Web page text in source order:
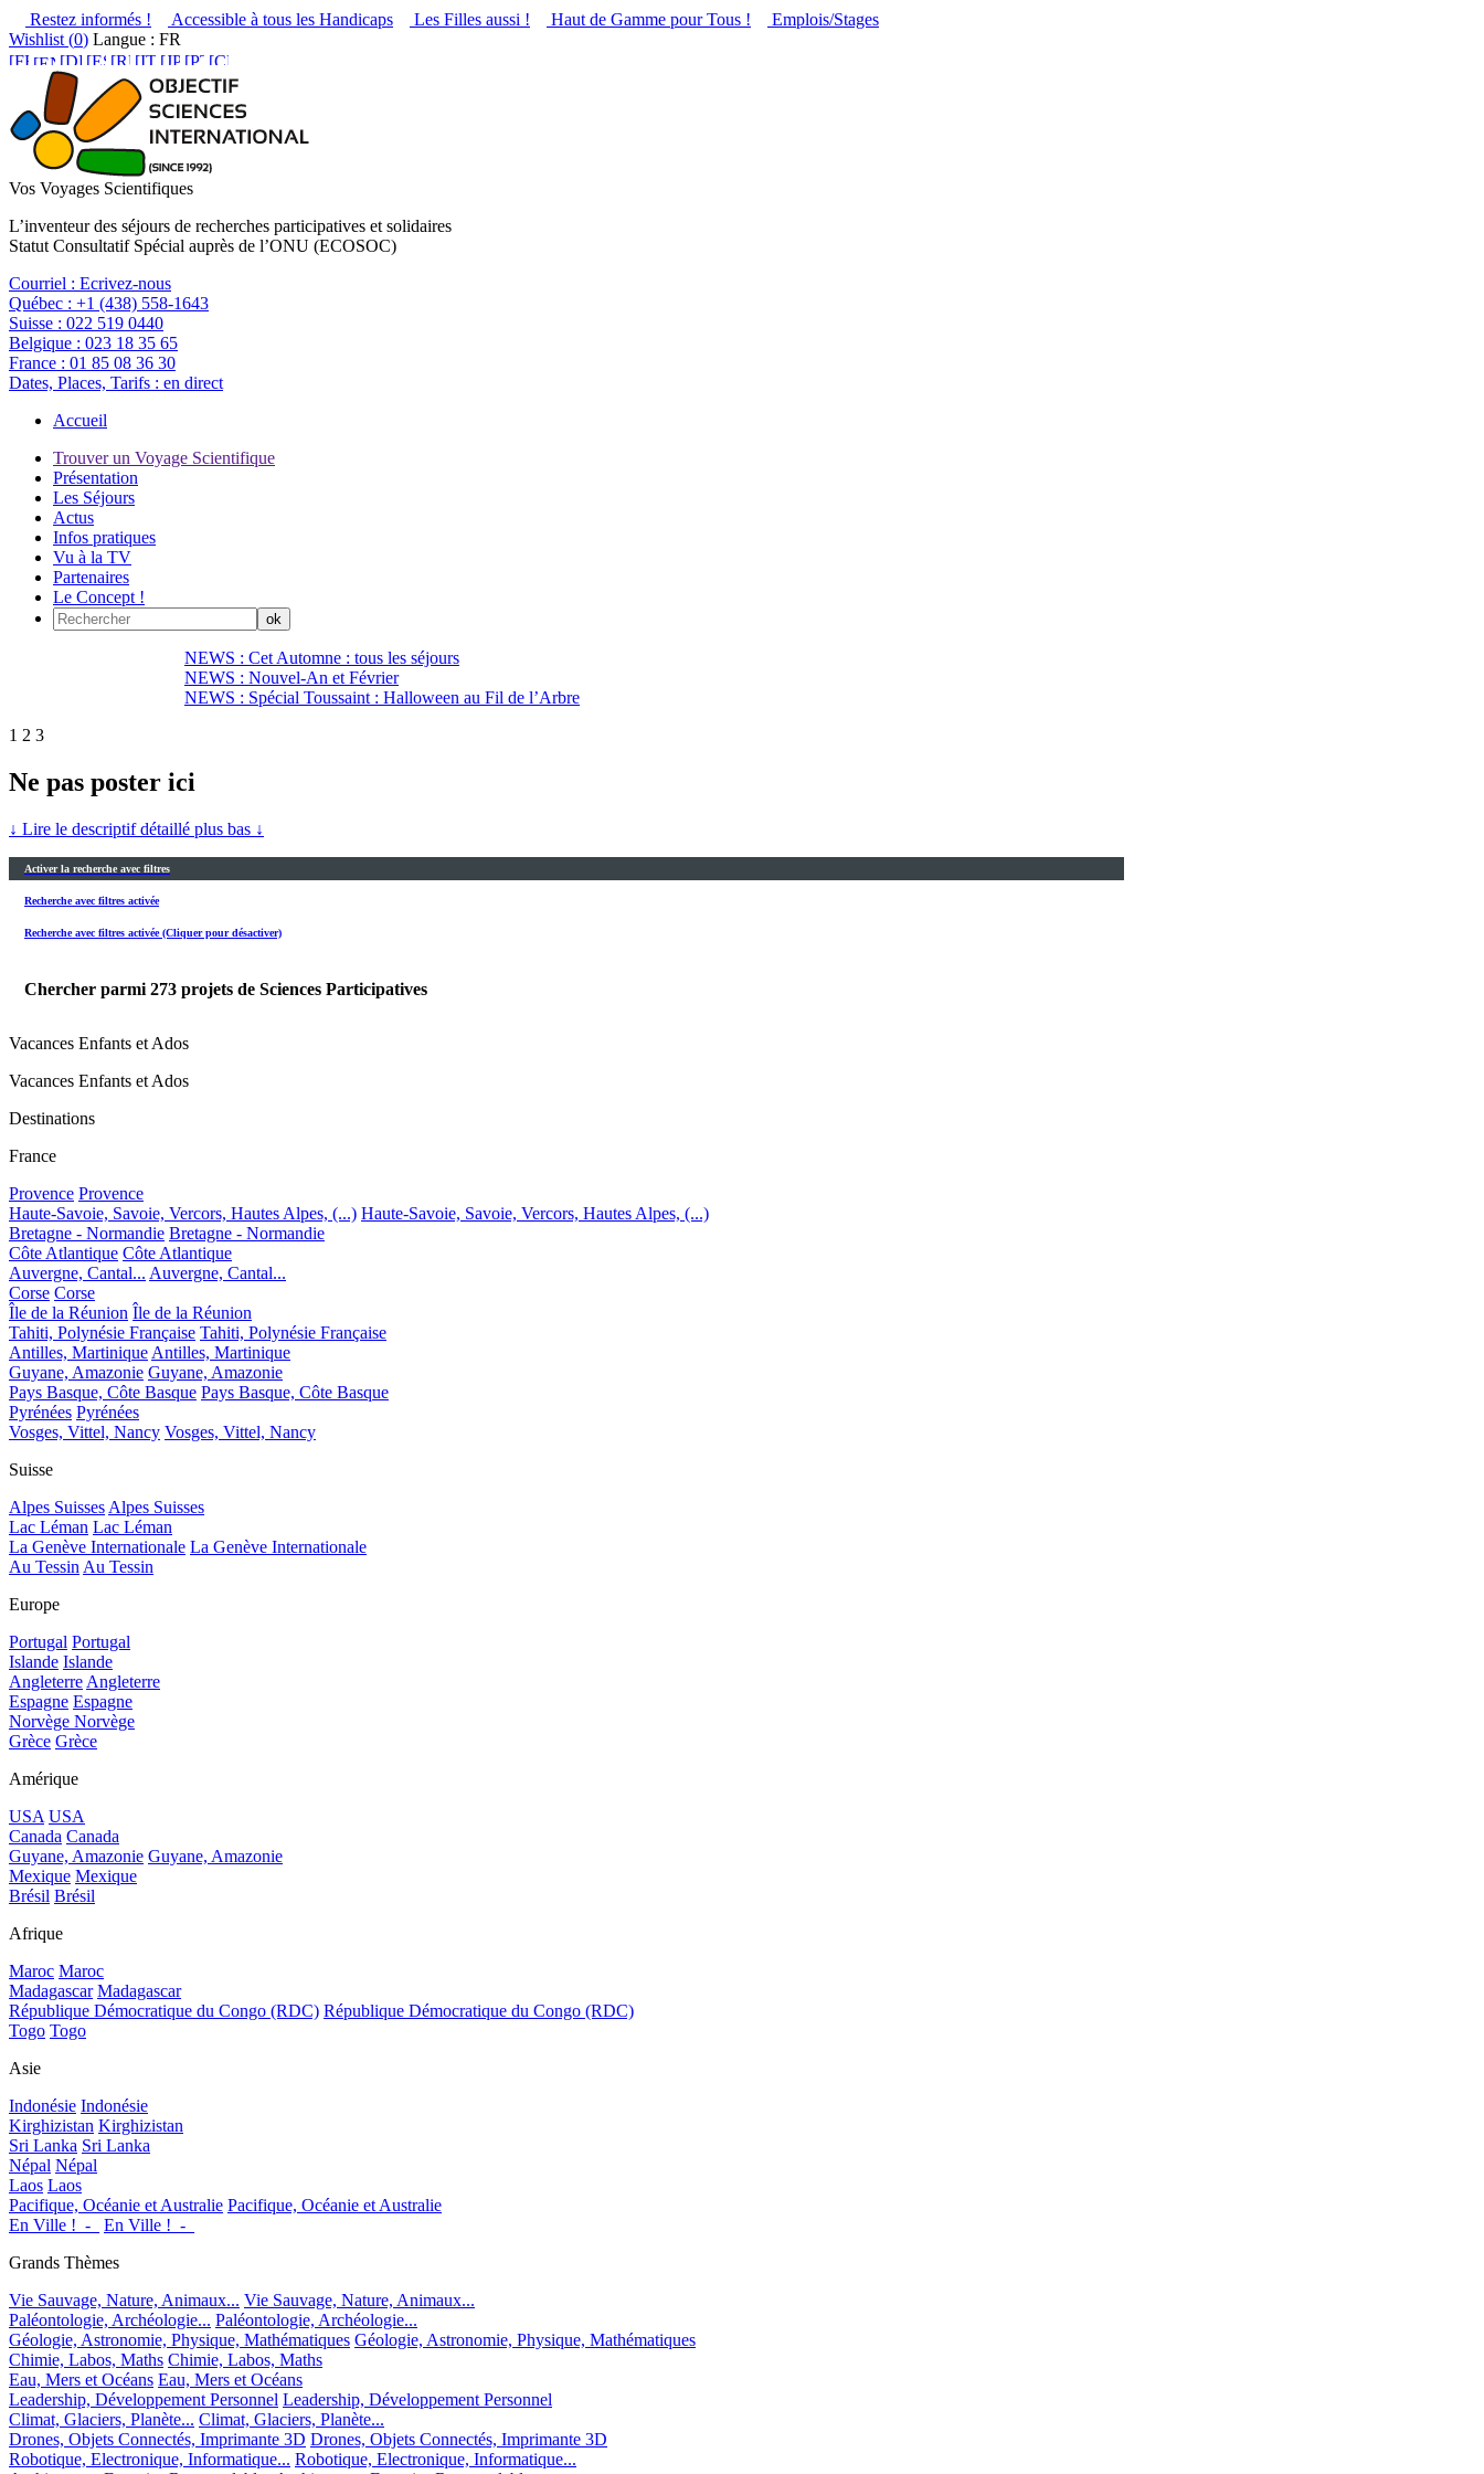
Restez informés ! Accessible à tous les Handicaps Les Filles aussi ! Haut de Gamme pour Tous !
Emplois/Stages
Wishlist (0) Langue : FR
Vos Voyages Scientifiques
L’inventeur des séjours de recherches participatives et solidaires
Statut Consultatif Spécial auprès de l’ONU (ECOSOC)
Courriel : Ecrivez-nous
Québec : +1 (438) 558-1643
Suisse : 022 519 0440
Belgique : 023 18 35 65
France : 01 85 08 36 30
Dates, Places, Tarifs : en direct
Accueil
Trouver un Voyage Scientifique
Présentation
Les Séjours
Actus
Infos pratiques
Vu à la TV
Partenaires
Le Concept !
NEWS : Cet Automne : tous les séjours
NEWS : Nouvel-An et Février
NEWS : Spécial Toussaint : Halloween au Fil de l’Arbre
1 2 3
Ne pas poster ici
↓ Lire le descriptif détaillé plus bas ↓
Activer la recherche avec filtres
Recherche avec filtres activée
Recherche avec filtres activée (Cliquer pour désactiver)
Chercher parmi 273 projets de Sciences Participatives
Vacances Enfants et Ados
Vacances Enfants et Ados
Destinations
France
Provence Provence
Haute-Savoie, Savoie, Vercors, Hautes Alpes, (...) Haute-Savoie, Savoie, Vercors, Hautes Alpes, (...)
Bretagne - Normandie Bretagne - Normandie
Côte Atlantique Côte Atlantique
Auvergne, Cantal... Auvergne, Cantal...
Corse Corse
Île de la Réunion Île de la Réunion
Tahiti, Polynésie Française Tahiti, Polynésie Française
Antilles, Martinique Antilles, Martinique
Guyane, Amazonie Guyane, Amazonie
Pays Basque, Côte Basque Pays Basque, Côte Basque
Pyrénées Pyrénées
Vosges, Vittel, Nancy Vosges, Vittel, Nancy
Suisse
Alpes Suisses Alpes Suisses
Lac Léman Lac Léman
La Genève Internationale La Genève Internationale
Au Tessin Au Tessin
Europe
Portugal Portugal
Islande Islande
Angleterre Angleterre
Espagne Espagne
Norvège Norvège
Grèce Grèce
Amérique
USA USA
Canada Canada
Guyane, Amazonie Guyane, Amazonie
Mexique Mexique
Brésil Brésil
Afrique
Maroc Maroc
Madagascar Madagascar
République Démocratique du Congo (RDC) République Démocratique du Congo (RDC)
Togo Togo
Asie
Indonésie Indonésie
Kirghizistan Kirghizistan
Sri Lanka Sri Lanka
Népal Népal
Laos Laos
Pacifique, Océanie et Australie Pacifique, Océanie et Australie
En Ville !_-_
En Ville !_-_
Grands Thèmes
Vie Sauvage, Nature, Animaux... Vie Sauvage, Nature, Animaux...
Paléontologie, Archéologie... Paléontologie, Archéologie...
Géologie, Astronomie, Physique, Mathématiques Géologie, Astronomie, Physique, Mathématiques
Chimie, Labos, Maths Chimie, Labos, Maths
Eau, Mers et Océans Eau, Mers et Océans
Leadership, Développement Personnel Leadership, Développement Personnel
Climat, Glaciers, Planète... Climat, Glaciers, Planète...
Drones, Objets Connectés, Imprimante 3D Drones, Objets Connectés, Imprimante 3D
Robotique, Electronique, Informatique... Robotique, Electronique, Informatique...